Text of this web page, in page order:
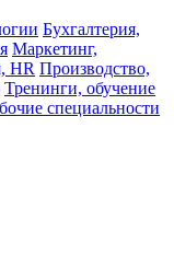
Бухгалтерия,
Маркетинг,
HR Производство,
Тренинги, обучение
специальности